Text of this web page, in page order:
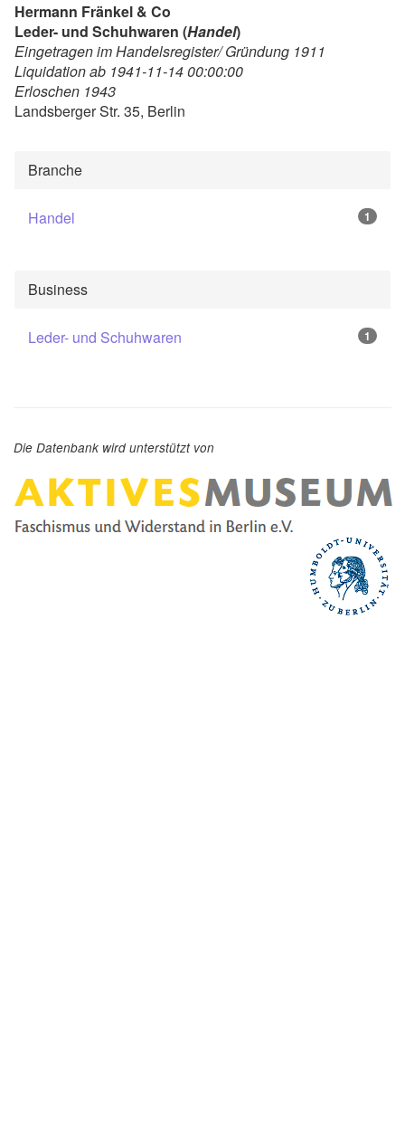
Hermann Fränkel & Co
Leder- und Schuhwaren (Handel)
Eingetragen im Handelsregister/ Gründung 1911
Liquidation ab 1941-11-14 00:00:00
Erloschen 1943
Landsberger Str. 35, Berlin
Branche
Handel 1
Business
Leder- und Schuhwaren 1
Die Datenbank wird unterstützt von